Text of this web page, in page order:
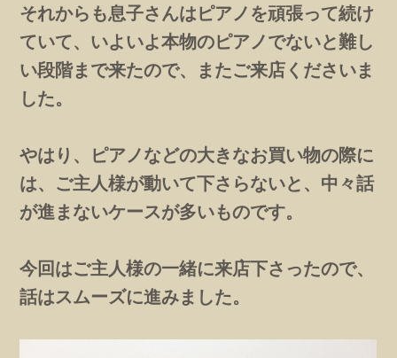
それからも息子さんはピアノを頑張って続け
ていて、いよいよ本物のピアノでないと難し
い段階まで来たので、またご来店くださいま
した。
やはり、ピアノなどの大きなお買い物の際に
は、ご主人様が動いて下さらないと、中々話
が進まないケースが多いものです。
今回はご主人様の一緒に来店下さったので、
話はスムーズに進みました。